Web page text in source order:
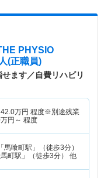
PHYSIO
(正職員)
ます／自費リハビリ
42.0万円 程度※別途残業
万円～ 程度
馬喰町駅」（徒歩3分）
町駅」（徒歩3分） 他